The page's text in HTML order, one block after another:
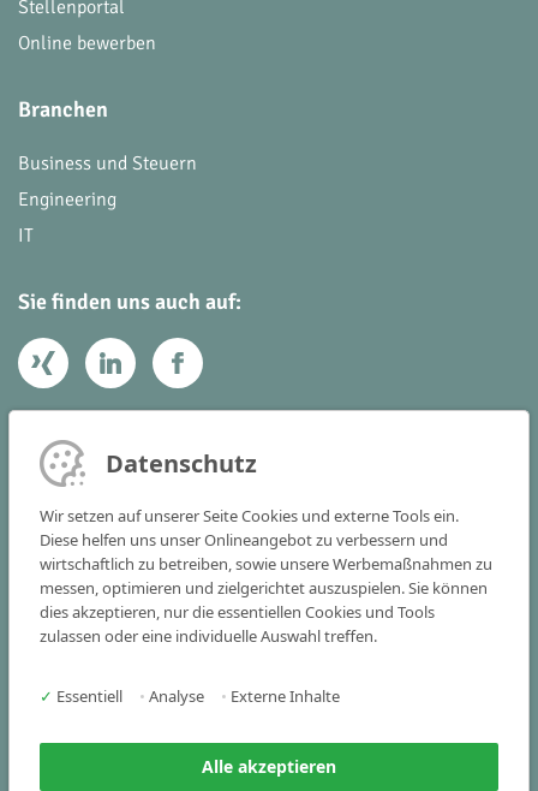
Stellenportal
Online bewerben
Branchen
Business und Steuern
Engineering
IT
Sie finden uns auch auf:
Ihr Kontakt zu uns
Vogelstraße 22 - 24
91301 Forchheim
Tel+49 9191 341515-0
info(at)victoria-consulting.de
Datenschutz
Wir setzen auf unserer Seite Cookies und externe Tools ein.
Diese helfen uns unser Onlineangebot zu verbessern und
wirtschaftlich zu betreiben, sowie unsere Werbemaßnahmen zu
messen, optimieren und zielgerichtet auszuspielen. Sie können
dies akzeptieren, nur die essentiellen Cookies und Tools
zulassen oder eine individuelle Auswahl treffen.
✓ Essentiell • Analyse • Externe Inhalte
Alle akzeptieren